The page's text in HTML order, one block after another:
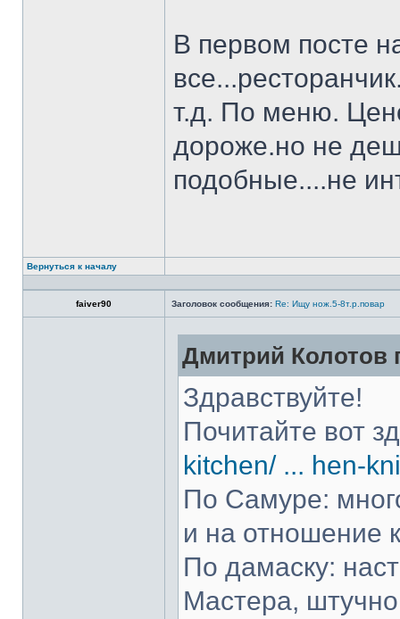
В первом посте
т.д. По меню.
дороже.но не
подобные....не
Вернуться к началу
faiver90 Заголовок сообщения: Re: Ищу нож.5-8т.р.повар
Дмитрий Колотов
Здравствуйте!
Почитайте вот
kitchen/ ... hen-
По Самуре:
и на отношение
По дамаску:
Мастера,